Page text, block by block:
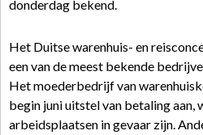
donderdag bekend.
Het Duitse warenhuis- en
een van de meest bekende
Het moederbedrijf van
begin juni uitstel van betaling aan,
arbeidsplaatsen in gevaar zijn.